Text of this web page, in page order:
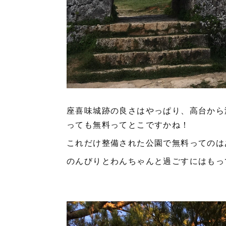
座喜味城跡の良さはやっぱり、高台か
っても無料ってとこですかね！
これだけ整備された公園で無料っての
のんびりとわんちゃんと過ごすにはも